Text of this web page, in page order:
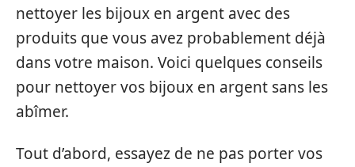
nettoyer les bijoux en argent avec des
produits que vous avez probablement déjà
dans votre maison. Voici quelques conseils
pour nettoyer vos bijoux en argent sans les
abîmer.
Tout d’abord, essayez de ne pas porter vos